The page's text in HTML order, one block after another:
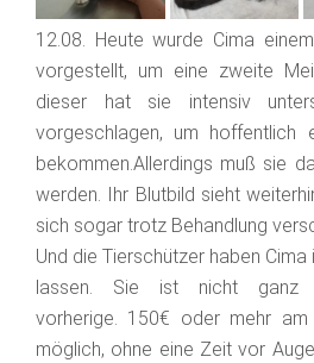
12.08. Heute wurde Cima
vorgestellt, um eine zweite
dieser hat sie intensiv
vorgeschlagen, um hoffentlich
bekommen.Allerdings muß sie
werden. Ihr Blutbild sieht
sich sogar trotz Behandlung
Und die Tierschützer haben
lassen. Sie ist nicht
vorherige. 150€ oder mehr
möglich, ohne eine Zeit vor